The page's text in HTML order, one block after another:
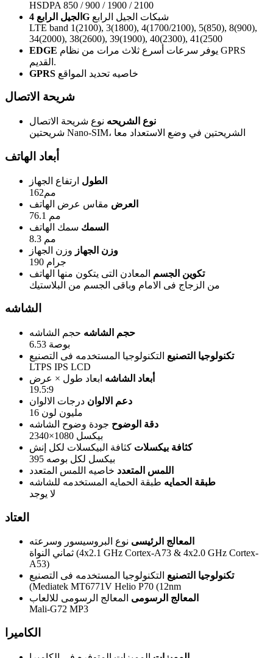
HSDPA 850 / 900 / 1900 / 2100
الجيل الرابع 4G شبكات الجيل الرابع
LTE band 1(2100), 3(1800), 4(1700/2100), 5(850), 8(900),
34(2000), 38(2600), 39(1900), 40(2300), 41(2500
EDGE يوفر سرعات أسرع ثلاث مرات من نظام GPRS
القديم.
GPRS خاصيه تحديد المواقع
شريحة الاتصال
نوع الشريحه نوع شريحة الاتصال
شريحتين Nano-SIM، الشريحتين في وضع الاستعداد معا
أبعاد الهاتف
الطول ارتفاع الجهاز
162مم
العرض مقاس عرض الهاتف
76.1 مم
السمك سمك الهاتف
8.3 مم
وزن الجهاز وزن الجهاز
190 جرام
تكوين الجسم المعادن التى يتكون منها الهاتف
من الزجاج فى الامام وباقى الجسم من البلاستيك
الشاشه
حجم الشاشه حجم الشاشه
6.53 بوصة
تكنولوجيا التصنيع التكنولوجيا المستخدمه فى التصنيع
LTPS IPS LCD
أبعاد الشاشه ابعاد طول × عرض
19.5:9
دعم الالوان درجات الالوان
16 مليون لون
دقة الوضوح جودة وضوح الشاشه
2340×1080 بيكسل
كثافة بيكسلات كثافة البيكسلات لكل إنش
395 بيكسل لكل بوصه
اللمس المتعدد خاصيه اللمس المتعدد
طبقة الحمايه طبقة الحمايه المستخدمه للشاشه
لا يوجد
العتاد
المعالج الرئيسى نوع البروسيسور وسرعته
ثماني النواة (4x2.1 GHz Cortex-A73 & 4x2.0 GHz Cortex-
A53)
تكنولوجيا التصنيع التكنولوجيا المستخدمه فى التصنيع
(Mediatek MT6771V Helio P70 (12nm
المعالج الرسومى المعالج الرسومى للالعاب
Mali-G72 MP3
الكاميرا